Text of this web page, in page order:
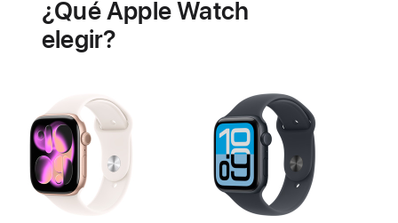
cardiaca
¿Qué Apple Watch
elegir?